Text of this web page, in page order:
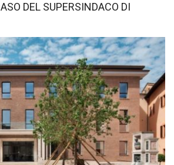
DEL SUPERSINDACO DI